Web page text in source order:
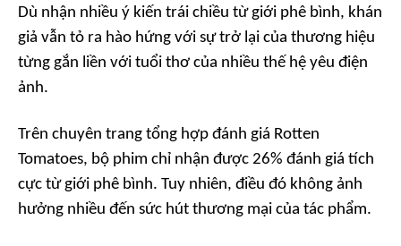
Dù nhận nhiều ý kiến trái chiều từ giới phê bình, khán
giả vẫn tỏ ra hào hứng với sự trở lại của thương hiệu
từng gắn liền với tuổi thơ của nhiều thế hệ yêu điện
ảnh.
Trên chuyên trang tổng hợp đánh giá Rotten
Tomatoes, bộ phim chỉ nhận được 26% đánh giá tích
cực từ giới phê bình. Tuy nhiên, điều đó không ảnh
hưởng nhiều đến sức hút thương mại của tác phẩm.